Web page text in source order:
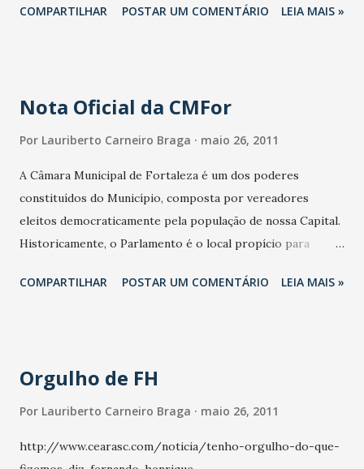
DE FUTEBOL AMADOR, PARA A CIDADE DE FORTALEZA.
ENGº LUCIANO CAVALCANTE SUA PRESENÇA É
ASSOCIAÇÕES DE FUTEBOL AMADOR DA CIDADE
FORTALEZA.
COMPARTILHAR POSTAR UM COMENTÁRIO LEIA MAIS »
Nota Oficial da CMFor
Por Lauriberto Carneiro Braga maio 26, 2011
A Câmara Municipal de Fortaleza é um dos poderes
constituídos do Município, composta por vereadores
eleitos democraticamente pela população de nossa Capital.
Historicamente, o Parlamento é o local propício para
assim temos nos portado, na defesa da livre manifestação
sessão. Não obstante, o estabelecido no artigo 46 da Lei
legislar sobre salários de servidores, desde o início das
COMPARTILHAR POSTAR UM COMENTÁRIO LEIA MAIS »
Orgulho de FH
Por Lauriberto Carneiro Braga maio 26, 2011
http://www.cearasc.com/noticia/tenho-orgulho-do-que-